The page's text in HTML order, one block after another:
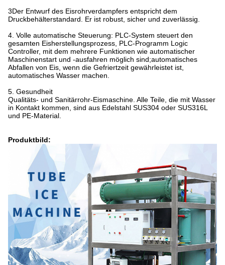
3Der Entwurf des Eisrohrverdampfers entspricht dem
Druckbehälterstandard. Er ist robust, sicher und zuverlässig.
4. Volle automatische Steuerung: PLC-System steuert den
gesamten Eisherstellungsprozess, PLC-Programm Logic
Controller, mit dem mehrere Funktionen wie automatischer
Maschinenstart und -ausfahren möglich sind;automatisches
Abfallen von Eis, wenn die Gefriertzeit gewährleistet ist,
automatisches Wasser machen.
5. Gesundheit
Qualitäts- und Sanitärrohr-Eismaschine. Alle Teile, die mit Wasser
in Kontakt kommen, sind aus Edelstahl SUS304 oder SUS316L
und PE-Material.
Produktbild: